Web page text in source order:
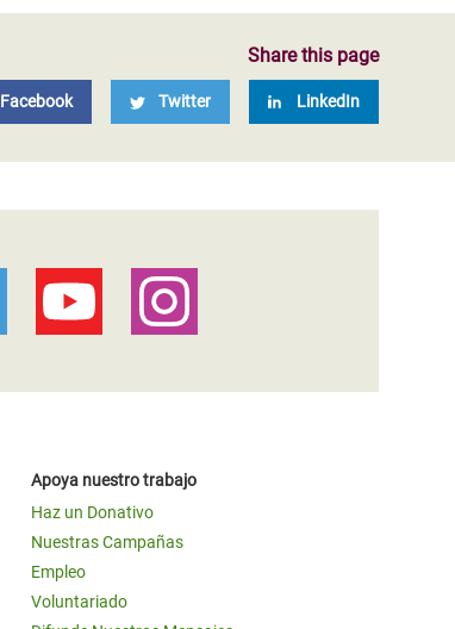
Share this page
Facebook Twitter LinkedIn
Apoya nuestro trabajo
Haz un Donativo
Nuestras Campañas
Empleo
Voluntariado